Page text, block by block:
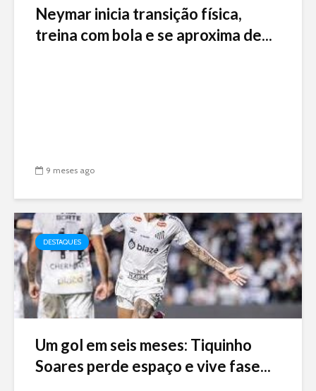
Neymar inicia transição física,
treina com bola e se aproxima de...
9 meses ago
DESTAQUES
Um gol em seis meses: Tiquinho
Soares perde espaço e vive fase...